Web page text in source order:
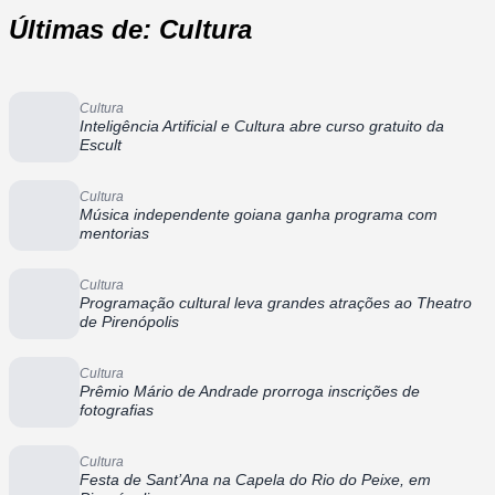
Últimas de: Cultura
Cultura
Inteligência Artificial e Cultura abre curso gratuito da
Escult
Cultura
Música independente goiana ganha programa com
mentorias
Cultura
Programação cultural leva grandes atrações ao Theatro
de Pirenópolis
Cultura
Prêmio Mário de Andrade prorroga inscrições de
fotografias
Cultura
Festa de Sant’Ana na Capela do Rio do Peixe, em